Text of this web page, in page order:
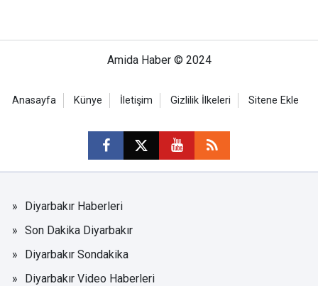
Amida Haber © 2024
Anasayfa Künye İletişim Gizlilik İlkeleri Sitene Ekle
Diyarbakır Haberleri
Son Dakika Diyarbakır
Diyarbakır Sondakika
Diyarbakır Video Haberleri